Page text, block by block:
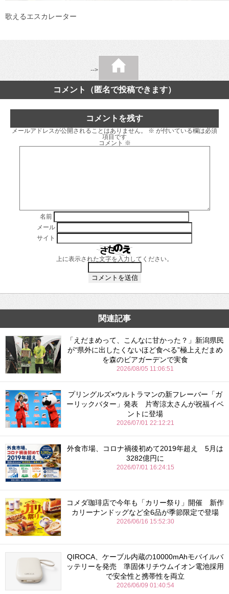
歌えるエスカレーター
-->
コメント（匿名で投稿できます）
コメントを残す
メールアドレスが公開されることはありません。 ※ が付いている欄は必須
項目です
コメント ※
名前
メール
サイト
上に表示された文字を入力してください。
関連記事
「えだまめって、こんなに甘かった？」新潟県民
が“県外に出したくないほど食べる”極上えだまめ
を森のビアガーデンで実食
2026/08/05 11:06:51
プリングルズ×ウルトラマンの新フレーバー「ガ
ーリックバター」発表 片寄涼太さんが祝福イベ
ントに登場
2026/07/01 22:12:21
外食市場、コロナ禍後初めて2019年超え 5月は
3282億円に
2026/07/01 16:24:15
コメダ珈琲店で今年も「カリー祭り」開催 新作
カリーナンドッグなど全6品が季節限定で登場
2026/06/16 15:52:30
QIROCA、ケーブル内蔵の10000mAhモバイルバ
ッテリーを発売 準固体リチウムイオン電池採用
で安全性と携帯性を両立
2026/06/09 01:40:54